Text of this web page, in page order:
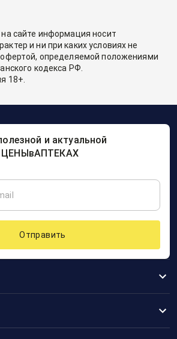
сайте информация носит
и ни при каких условиях не
офертой, определяемой положениями
кодекса РФ.
18+.
и актуальной
ЦЕНЫвАПТЕКАХ
Отправить